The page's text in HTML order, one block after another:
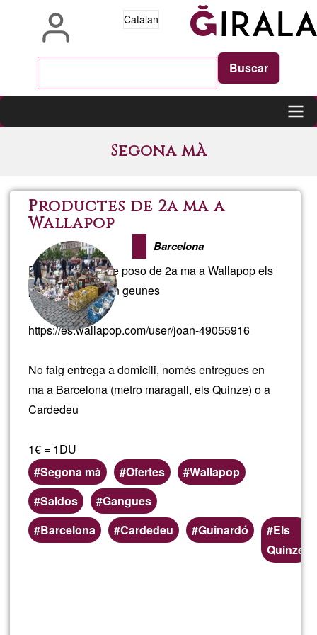
Catalan
Segona mà
Productes de 2a ma a
Wallapop
Barcelona
Els productes que poso de 2a ma a Wallapop els
podeu comprar en geunes
https://es.wallapop.com/user/joan-49055916
No faig entrega a domicili, només entregues en
ma a Barcelona (metro maragall, els Quinze) o a
Cardedeu
1€ = 1DU
Segona mà
Ofertes
Wallapop
Saldos
Gangues
Zones
(geogràfiques)
Barcelona Cardedeu Guinardó
Els
Quinze